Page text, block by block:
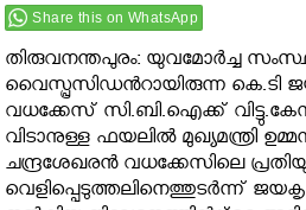
Share this on WhatsApp
തിരുവനന്തപുരം: യുവമോര്‍ച്ച
വൈസ്പ്രസിഡന്‍റായിരുന്ന കെ.ടി
വധക്കേസ് സി.ബി.ഐക്ക്
വിടാനുള്ള ഫയലില്‍ മുഖ്യമന്ത്രി ഉമ്മന്‍
ചന്ദ്രശേഖരന്‍ വധക്കേസിലെ
വെളിപ്പെടുത്തലിനെത്തുടര്‍ന്ന്